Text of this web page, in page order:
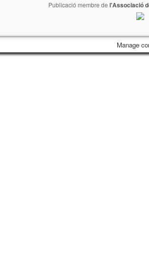
Publicació membre de l'Associació
Manage